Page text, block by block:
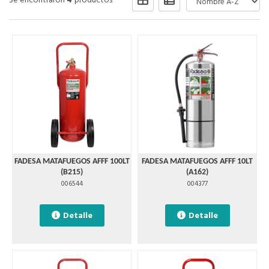
FADESA MATAFUEGOS AFFF 100LT
(B215)
006544
Detalle
FADESA MATAFUEGOS AFFF 10LT
(A162)
004377
Detalle